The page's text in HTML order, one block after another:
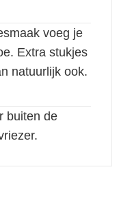
voeg je
Extra stukjes
natuurlijk ook.
buiten de